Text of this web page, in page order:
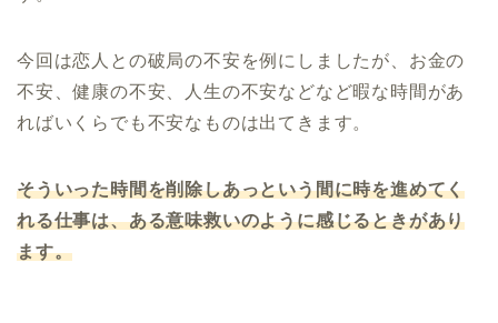
今回は恋人との破局の不安を例にしましたが、お金の
不安、健康の不安、人生の不安などなど暇な時間があ
ればいくらでも不安なものは出てきます。
そういった時間を削除しあっという間に時を進めてく
れる仕事は、ある意味救いのように感じるときがあり
ます。